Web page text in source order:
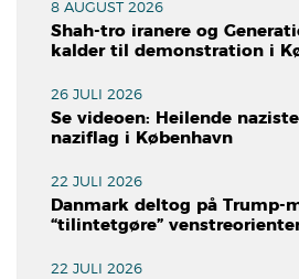
8 AUGUST 2026
Shah-tro iranere og
kalder til demonstration i
26 JULI 2026
Se videoen: Heilende
naziflag i København
22 JULI 2026
Danmark deltog på Trump-
“tilintetgøre”
22 JULI 2026